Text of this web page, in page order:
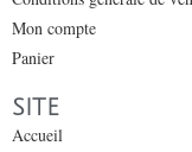
Mon compte
Panier
SITE
Accueil